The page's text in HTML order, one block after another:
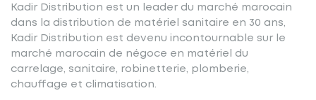
Kadir Distribution est un leader du marché marocain
dans la distribution de matériel sanitaire en 30 ans,
Kadir Distribution est devenu incontournable sur le
marché marocain de négoce en matériel du
carrelage, sanitaire, robinetterie, plomberie,
chauffage et climatisation.